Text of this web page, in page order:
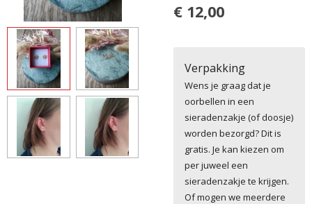
€ 12,00
Verpakking
Wens je graag dat je
oorbellen in een
sieradenzakje (of doosje)
worden bezorgd? Dit is
gratis. Je kan kiezen om
per juweel een
sieradenzakje te krijgen.
Of mogen we meerdere